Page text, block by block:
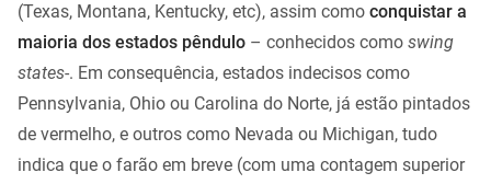
(Texas, Montana, Kentucky, etc), assim como conquistar a
maioria dos estados pêndulo – conhecidos como swing
states-. Em consequência, estados indecisos como
Pennsylvania, Ohio ou Carolina do Norte, já estão pintados
de vermelho, e outros como Nevada ou Michigan, tudo
indica que o farão em breve (com uma contagem superior